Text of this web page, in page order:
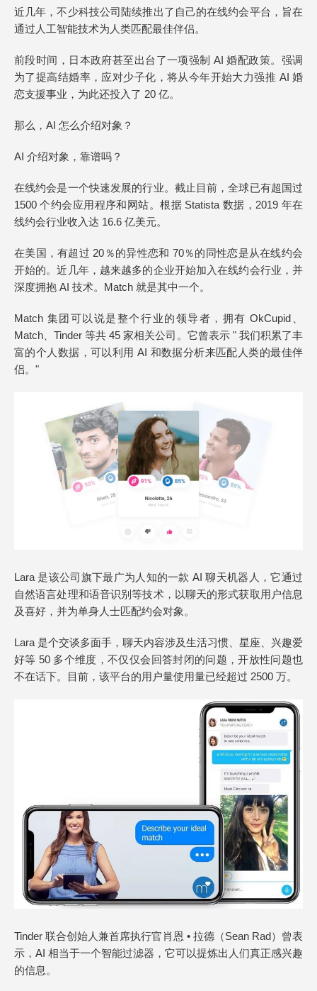
近几年，不少科技公司陆续推出了自己的在线约会平台，旨在
通过人工智能技术为人类匹配最佳伴侣。
前段时间，日本政府甚至出台了一项强制 AI 婚配政策。强调
为了提高结婚率，应对少子化，将从今年开始大力强推 AI 婚
恋支援事业，为此还投入了 20 亿。
那么，AI 怎么介绍对象？
AI 介绍对象，靠谱吗？
在线约会是一个快速发展的行业。截止目前，全球已有超国过
1500 个约会应用程序和网站。根据 Statista 数据，2019 年在
线约会行业收入达 16.6 亿美元。
在美国，有超过 20％的异性恋和 70％的同性恋是从在线约会
开始的。近几年，越来越多的企业开始加入在线约会行业，并
深度拥抱 AI 技术。Match 就是其中一个。
Match 集团可以说是整个行业的领导者，拥有 OkCupid、
Match、Tinder 等共 45 家相关公司。它曾表示 " 我们积累了丰
富的个人数据，可以利用 AI 和数据分析来匹配人类的最佳伴
侣。"
Lara 是该公司旗下最广为人知的一款 AI 聊天机器人，它通过
自然语言处理和语音识别等技术，以聊天的形式获取用户信息
及喜好，并为单身人士匹配约会对象。
Lara 是个交谈多面手，聊天内容涉及生活习惯、星座、兴趣爱
好等 50 多个维度，不仅仅会回答封闭的问题，开放性问题也
不在话下。目前，该平台的用户量使用量已经超过 2500 万。
Tinder 联合创始人兼首席执行官肖恩 • 拉德（Sean Rad）曾表
示，AI 相当于一个智能过滤器，它可以提炼出人们真正感兴趣
的信息。